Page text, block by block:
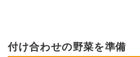
付け合わせの野菜を準備